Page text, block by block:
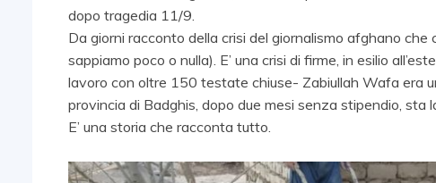
dopo tragedia 11/9.
Da giorni racconto della crisi del giornalismo afghano
sappiamo poco o nulla). E’ una crisi di firme, in esilio
lavoro con oltre 150 testate chiuse- Zabiullah Wafa era
provincia di Badghis, dopo due mesi senza stipendio,
E’ una storia che racconta tutto.